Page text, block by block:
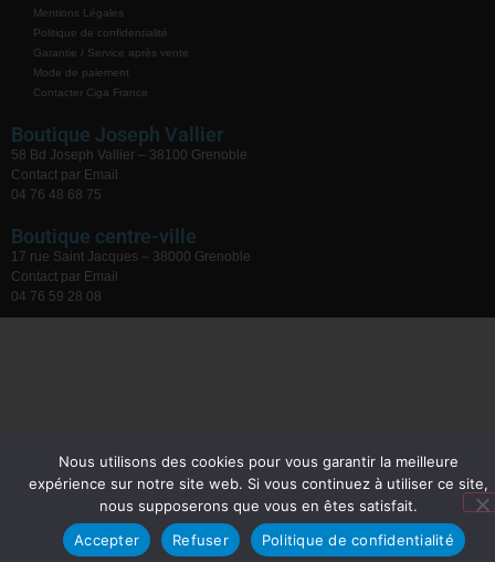
Mentions Légales
Politique de confidentialité
Garantie / Service après vente
Mode de paiement
Contacter Ciga France
Boutique Joseph Vallier
58 Bd Joseph Vallier – 38100 Grenoble
Contact par Email
04 76 48 68 75
Boutique centre-ville
17 rue Saint Jacques – 38000 Grenoble
Contact par Email
04 76 59 28 08
Nous utilisons des cookies pour vous garantir la meilleure
expérience sur notre site web. Si vous continuez à utiliser ce site,
nous supposerons que vous en êtes satisfait.
Accepter
Refuser Politique de confidentialité